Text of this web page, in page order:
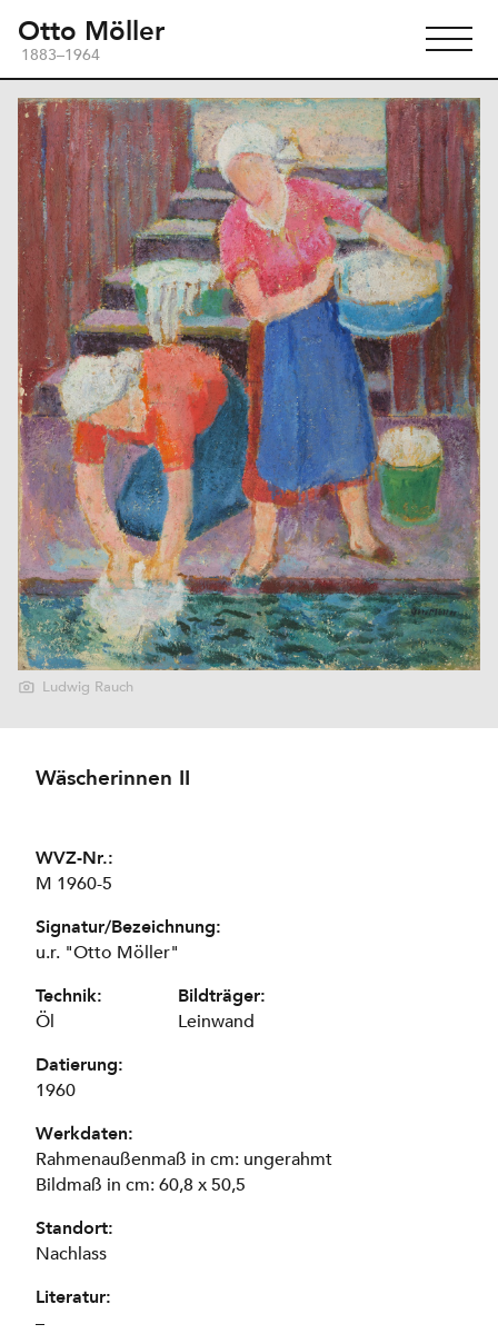
Otto Möller
1883–1964
Ludwig Rauch
Wäscherinnen II
WVZ-Nr.:
M 1960-5
Signatur/Bezeichnung:
u.r. "Otto Möller"
Technik:
Öl
Bildträger:
Leinwand
Datierung:
1960
Werkdaten:
Rahmenaußenmaß in cm: ungerahmt
Bildmaß in cm: 60,8 x 50,5
Standort:
Nachlass
Literatur:
–